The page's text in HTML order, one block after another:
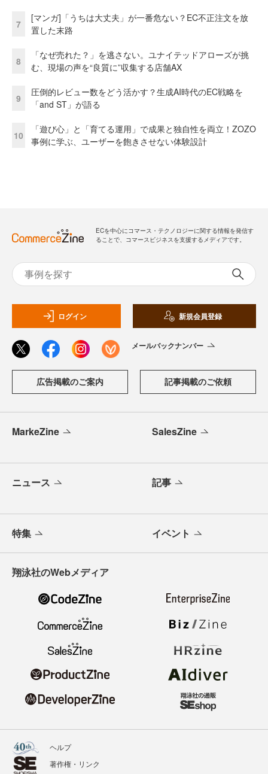
7
[マンガ]「うちは大丈夫」が一番危ない？EC不正注文を放
置した末路
8
「なぜ売れた？」を逃さない。ユナイテッドアローズが挑
む、現場の声を“良質に”収集する店舗AX
9
圧倒的レビュー数をどう活かす？生成AI時代のEC戦略を
「and ST」が語る
10
「遊び心」と「育てる運用」で成果と独自性を両立！ZOZO
事例に学ぶ、ユーザーを飽きさせない体験設計
ECを中心にコマース・テクノロジーに関する情報を発信す
ることで、コマースビジネスを支援するメディアです。
ログイン 新規会員登録
メールバックナンバー
広告掲載のご案内 記事掲載のご依頼
MarkeZine SalesZine
ニュース 記事
特集 イベント
翔泳社のWebメディア
ヘルプ
著作権・リンク